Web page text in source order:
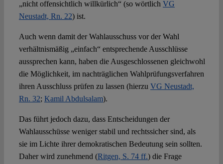
„nicht offensichtlich willkürlich“ (so wörtlich VG
Neustadt, Rn. 22) ist.
Auch wenn damit der Wahlausschuss vor der Wahl
verhältnismäßig „einfach“ entsprechende Ausschlüsse
aussprechen kann, haben die Ausgeschlossenen gleichwohl
die Möglichkeit, im nachträglichen Wahlprüfungsverfahren
ihren Ausschluss prüfen zu lassen (hierzu VG Neustadt,
Rn. 32; Kamil Abdulsalam).
Das führt jedoch dazu, dass Entscheidungen der
Wahlausschüsse weniger stabil und rechtssicher sind, als
sie im Lichte ihrer demokratischen Bedeutung sein sollten.
Daher wird zunehmend (Ritgen, S. 74 ff.) die Frage